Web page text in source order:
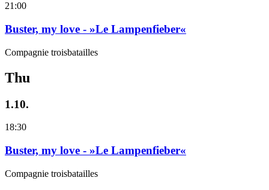
21:00
Buster, my love - »Le Lampenfieber«
Compagnie troisbatailles
Thu
1.10.
18:30
Buster, my love - »Le Lampenfieber«
Compagnie troisbatailles